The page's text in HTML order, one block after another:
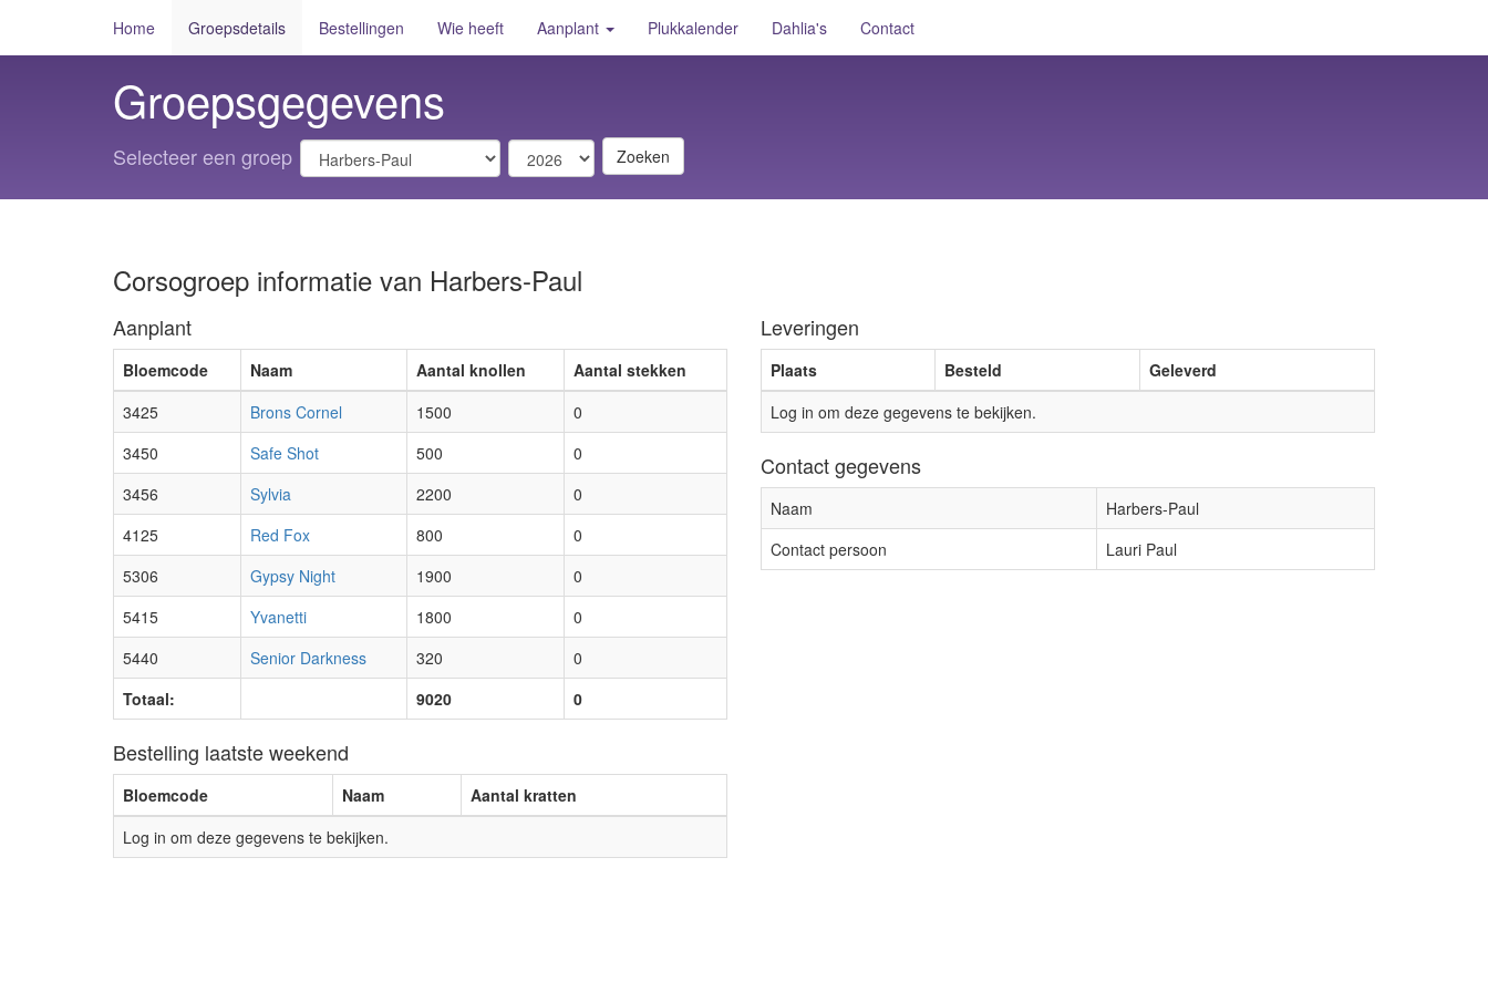
Home Groepsdetails Bestellingen Wie heeft Aanplant Plukkalender Dahlia's Contact
Groepsgegevens
Selecteer een groep Zoeken
Corsogroep informatie van Harbers-Paul
Aanplant
Bloemcode Naam Aantal knollen
Aantal stekken
3425
Brons Cornel 1500
0
3450
Safe Shot 500
0
3456
Sylvia 2200
0
4125
Red Fox 800
0
5306
Gypsy Night 1900
0
5415
Yvanetti 1800
0
5440
Senior Darkness 320
0
Totaal:
9020 0
Bestelling laatste weekend
Bloemcode Naam
Aantal kratten
Log in om deze gegevens te bekijken.
Leveringen
Plaats Besteld
Geleverd
Log in om deze gegevens te bekijken.
Contact gegevens
Naam
Harbers-Paul
Contact persoon
Lauri Paul